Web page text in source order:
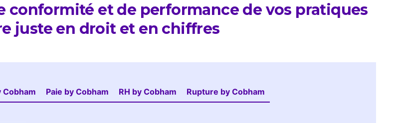
conformité et de performance de vos pratiques
juste en droit et en chiffres
Cobham Paie by Cobham RH by Cobham Rupture by Cobham